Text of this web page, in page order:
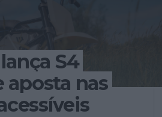
S4
aposta nas